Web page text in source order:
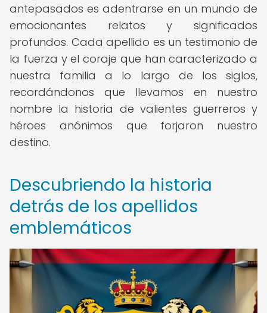
antepasados es adentrarse en un mundo de
emocionantes relatos y significados
profundos. Cada apellido es un testimonio de
la fuerza y el coraje que han caracterizado a
nuestra familia a lo largo de los siglos,
recordándonos que llevamos en nuestro
nombre la historia de valientes guerreros y
héroes anónimos que forjaron nuestro
destino.
Descubriendo la historia
detrás de los apellidos
emblemáticos